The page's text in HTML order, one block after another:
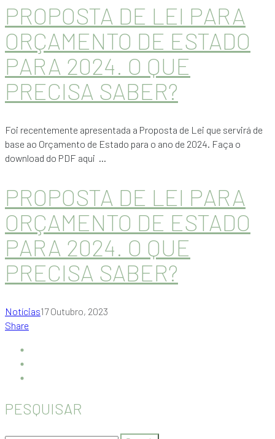
PROPOSTA DE LEI PARA
ORÇAMENTO DE ESTADO
PARA 2024. O QUE
PRECISA SABER?
Foi recentemente apresentada a Proposta de Lei que servirá de
base ao Orçamento de Estado para o ano de 2024. Faça o
download do PDF aqui ...
PROPOSTA DE LEI PARA
ORÇAMENTO DE ESTADO
PARA 2024. O QUE
PRECISA SABER?
Notícias17 Outubro, 2023
Share
PESQUISAR